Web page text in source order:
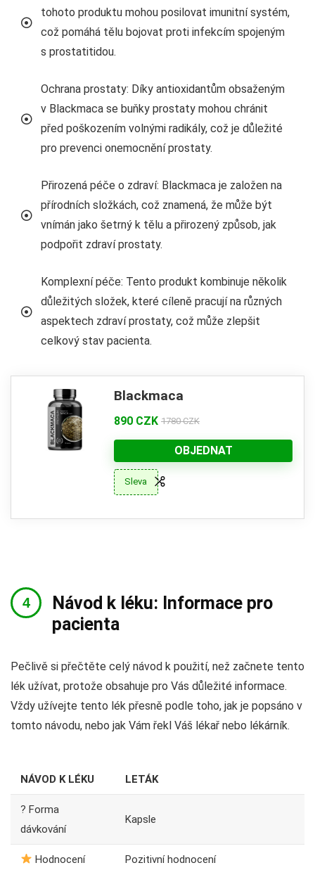
tohoto produktu mohou posilovat imunitní systém,
což pomáhá tělu bojovat proti infekcím spojeným
s prostatitidou.
Ochrana prostaty: Díky antioxidantům obsaženým
v Blackmaca se buňky prostaty mohou chránit
před poškozením volnými radikály, což je důležité
pro prevenci onemocnění prostaty.
Přirozená péče o zdraví: Blackmaca je založen na
přírodních složkách, což znamená, že může být
vnímán jako šetrný k tělu a přirozený způsob, jak
podpořit zdraví prostaty.
Komplexní péče: Tento produkt kombinuje několik
důležitých složek, které cíleně pracují na různých
aspektech zdraví prostaty, což může zlepšit
celkový stav pacienta.
Blackmaca
890 CZK 1780 CZK
OBJEDNAT
Sleva
Návod k léku: Informace pro
pacienta
Pečlivě si přečtěte celý návod k použití, než začnete tento
lék užívat, protože obsahuje pro Vás důležité informace.
Vždy užívejte tento lék přesně podle toho, jak je popsáno v
tomto návodu, nebo jak Vám řekl Váš lékař nebo lékárník.
NÁVOD K LÉKU LETÁK
? Forma
dávkování
Kapsle
Hodnocení Pozitivní hodnocení